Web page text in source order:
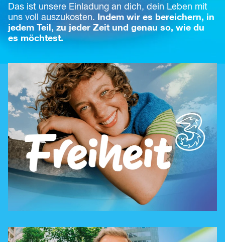
Das ist unsere Einladung an dich, dein Leben mit
uns voll auszukosten. Indem wir es bereichern, in
jedem Teil, zu jeder Zeit und genau so, wie du
es möchtest.